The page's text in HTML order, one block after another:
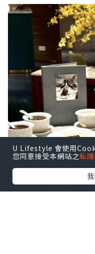
U Lifestyle 會使用
您同意接受本網站之私